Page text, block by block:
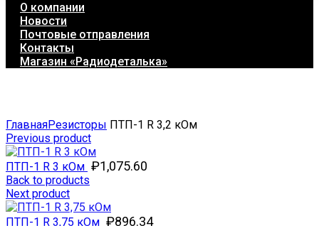
О компании
Новости
Почтовые отправления
Контакты
Магазин «Радиодеталька»
ГлавнаяРезисторы ПТП-1 R 3,2 кОм
Previous product
ПТП-1 R 3 кОм ₽1,075.60
Back to products
Next product
ПТП-1 R 3,75 кОм ₽896.34